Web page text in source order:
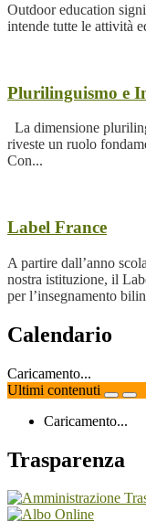
Outdoor education
intende tutte le attività
Plurilinguismo e
La dimensione
riveste un ruolo
Con...
Label France
A partire dall’anno
nostra istituzione, il
per l’insegnamento
Calendario
Caricamento...
Ultimi contenuti
Caricamento...
Trasparenza